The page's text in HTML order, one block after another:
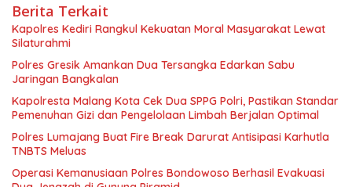
Berita Terkait
Kapolres Kediri Rangkul Kekuatan Moral Masyarakat Lewat
Silaturahmi
Polres Gresik Amankan Dua Tersangka Edarkan Sabu
Jaringan Bangkalan
Kapolresta Malang Kota Cek Dua SPPG Polri, Pastikan Standar
Pemenuhan Gizi dan Pengelolaan Limbah Berjalan Optimal
Polres Lumajang Buat Fire Break Darurat Antisipasi Karhutla
TNBTS Meluas
Operasi Kemanusiaan Polres Bondowoso Berhasil Evakuasi